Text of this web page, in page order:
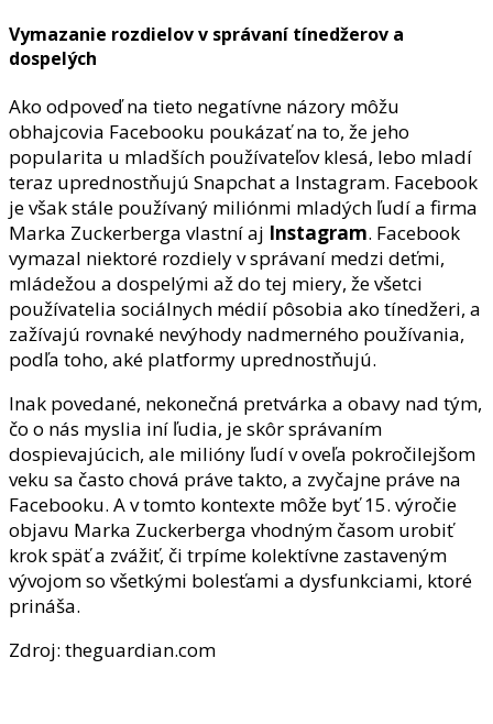
Vymazanie rozdielov v správaní tínedžerov a
dospelých
Ako odpoveď na tieto negatívne názory môžu
obhajcovia Facebooku poukázať na to, že jeho
popularita u mladších používateľov klesá, lebo mladí
teraz uprednostňujú Snapchat a Instagram. Facebook
je však stále používaný miliónmi mladých ľudí a firma
Marka Zuckerberga vlastní aj Instagram. Facebook
vymazal niektoré rozdiely v správaní medzi deťmi,
mládežou a dospelými až do tej miery, že všetci
používatelia sociálnych médií pôsobia ako tínedžeri, a
zažívajú rovnaké nevýhody nadmerného používania,
podľa toho, aké platformy uprednostňujú.
Inak povedané, nekonečná pretvárka a obavy nad tým,
čo o nás myslia iní ľudia, je skôr správaním
dospievajúcich, ale milióny ľudí v oveľa pokročilejšom
veku sa často chová práve takto, a zvyčajne práve na
Facebooku. A v tomto kontexte môže byť 15. výročie
objavu Marka Zuckerberga vhodným časom urobiť
krok späť a zvážiť, či trpíme kolektívne zastaveným
vývojom so všetkými bolesťami a dysfunkciami, ktoré
prináša.
Zdroj: theguardian.com